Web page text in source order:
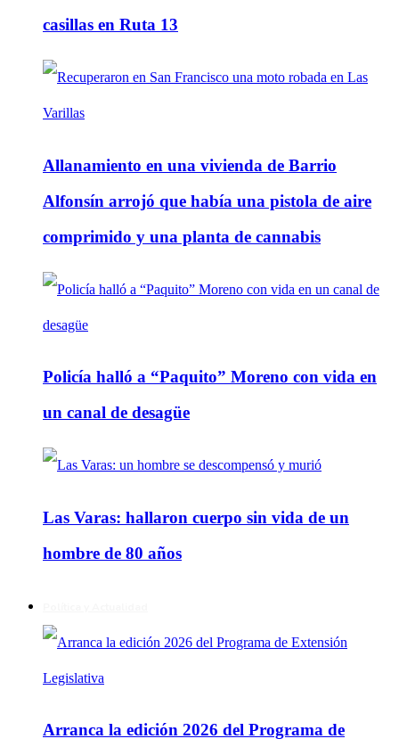
casillas en Ruta 13
Allanamiento en una vivienda de Barrio
Alfonsín arrojó que había una pistola de aire
comprimido y una planta de cannabis
Policía halló a “Paquito” Moreno con vida en
un canal de desagüe
Las Varas: hallaron cuerpo sin vida de un
hombre de 80 años
Arranca la edición 2026 del Programa de